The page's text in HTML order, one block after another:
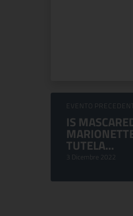
Sfoglia
EVENTO
IS
TUTELA...
3 Dicembre 2022